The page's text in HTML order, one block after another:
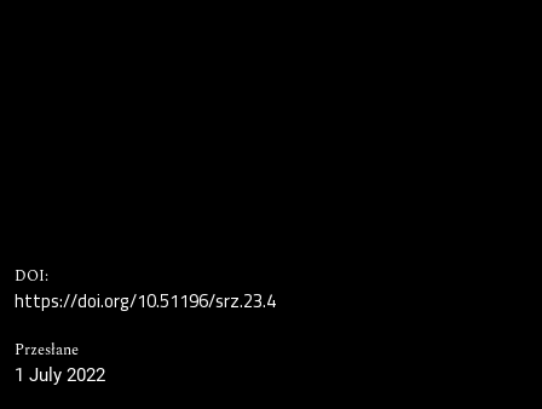
DOI:
https://doi.org/10.51196/srz.23.4
Przesłane
1 July 2022